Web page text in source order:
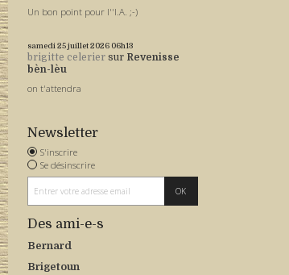
Un bon point pour l''I.A. ;-)
samedi 25 juillet 2026 06h13
brigitte celerier sur Revenisse
bèn-lèu
on t'attendra
Newsletter
S'inscrire
Se désinscrire
Des ami-e-s
Bernard
Brigetoun